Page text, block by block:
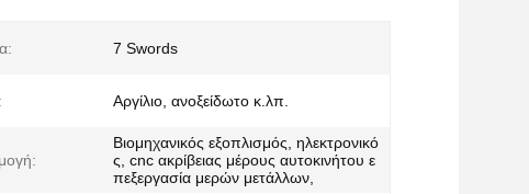
7 Swords
Αργίλιο, ανοξείδωτο κ.λπ.
Βιομηχανικός εξοπλισμός, ηλεκτρονικό
ς, cnc ακρίβειας μέρους αυτοκινήτου ε
πεξεργασία μερών μετάλλων,